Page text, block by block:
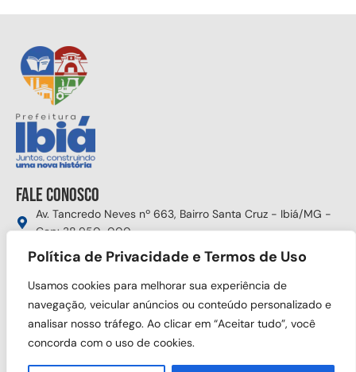
Política de Privacidade e Termos de Uso
Usamos cookies para melhorar sua experiência de
navegação, veicular anúncios ou conteúdo personalizado e
analisar nosso tráfego. Ao clicar em “Aceitar tudo”, você
concorda com o uso de cookies.
Fale conosco
Av. Tancredo Neves nº 663, Bairro Santa Cruz - Ibiá/MG -
Cep: 38.950-000
(34) 3631-5750
Segunda à sexta das 8:00h às 17:30h
Siga nas redes sociais